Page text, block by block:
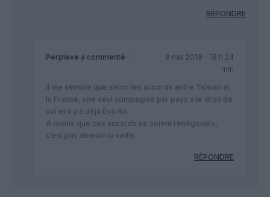
RÉPONDRE
Perplexe a commenté :
9 mai 2019 - 18 h 24
min
Il me semble que selon les accords entre Taiwan et
la France, une seul compagnie par pays a le droit de
vol et il y a déjà Eva Air.
A moins que ces accords ne soient renégociés,
c’est pas demain la veille.
RÉPONDRE